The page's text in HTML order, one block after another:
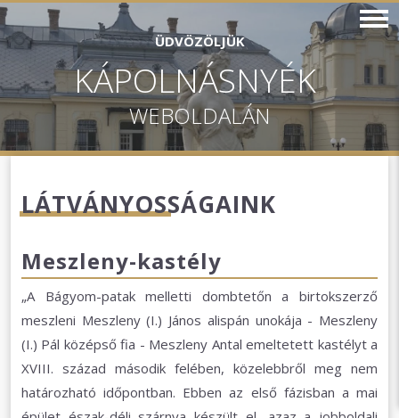
ÜDVÖZÖLJÜK
KÁPOLNÁSNYÉK
WEBOLDALÁN
LÁTVÁNYOSSÁGAINK
Meszleny-kastély
„A Bágyom-patak melletti dombtetőn a birtokszerző
meszleni Meszleny (I.) János alispán unokája - Meszleny
(I.) Pál középső fia - Meszleny Antal emeltetett kastélyt a
XVIII. század második felében, közelebbről meg nem
határozható időpontban. Ebben az első fázisban a mai